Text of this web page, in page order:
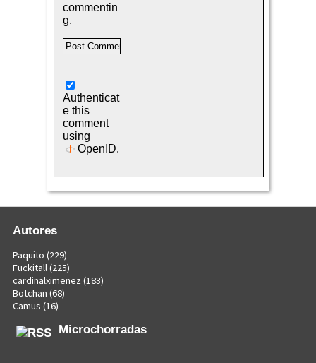
commentin
g.
Authenticat
e this
comment
using
OpenID.
Autores
Paquito (229)
Fuckitall(225)
cardinalximenez (183)
Botchan (68)
Camus (16)
Microchorradas